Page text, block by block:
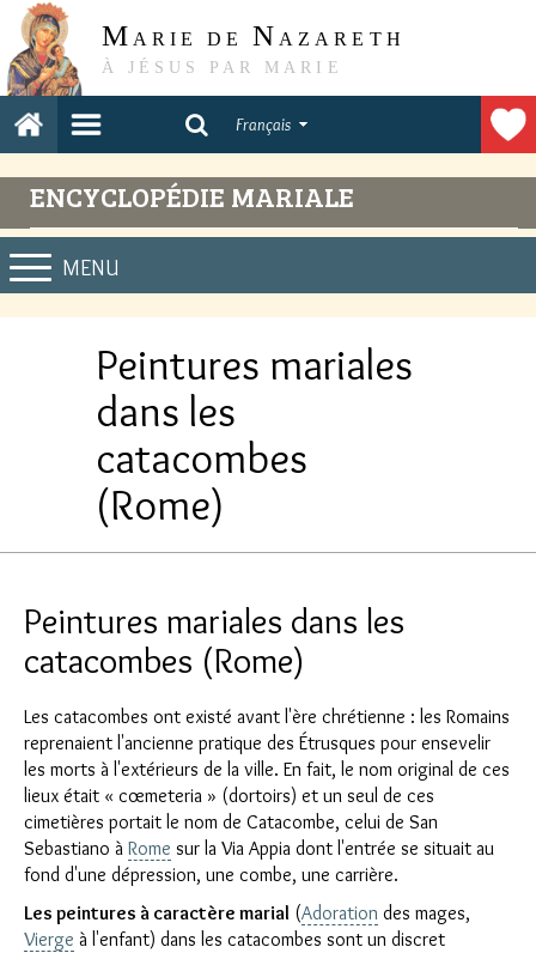
M ARIE DE N AZARETH
À JÉSUS PAR MARIE
Français
ENCYCLOPÉDIE MARIALE
MENU
Peintures mariales
dans les
catacombes
(Rome)
Peintures mariales dans les
catacombes (Rome)
Les catacombes ont existé avant l'ère chrétienne : les Romains
reprenaient l'ancienne pratique des Étrusques pour ensevelir
les morts à l'extérieurs de la ville. En fait, le nom original de ces
lieux était « cœmeteria » (dortoirs) et un seul de ces
cimetières portait le nom de Catacombe, celui de San
Sebastiano à Rome sur la Via Appia dont l'entrée se situait au
fond d'une dépression, une combe, une carrière.
Les peintures à caractère marial (Adoration des mages,
Vierge à l'enfant) dans les catacombes sont un discret